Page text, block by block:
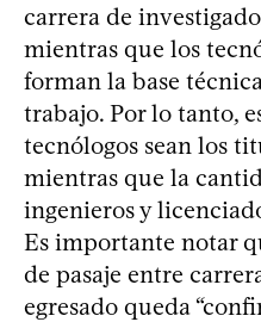
carrera de
mientras que los
forman la base
trabajo. Por lo tanto,
tecnólogos sean los
mientras que la
ingenieros y
Es importante notar
de pasaje entre
egresado queda